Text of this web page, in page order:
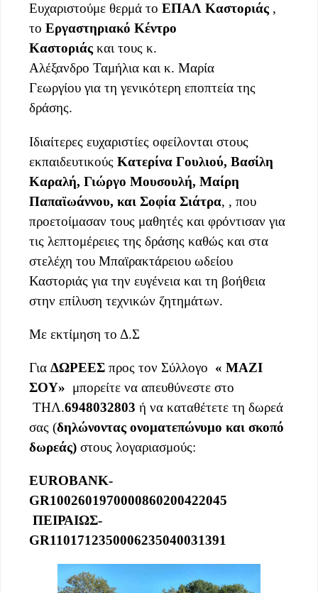
Ευχαριστούμε θερμά το ΕΠΑΛ Καστοριάς ,
το Εργαστηριακό Κέντρο
Καστοριάς και τους κ.
Αλέξανδρο Ταμήλια και κ. Μαρία
Γεωργίου για τη γενικότερη εποπτεία της
δράσης.
Ιδιαίτερες ευχαριστίες οφείλονται στους
εκπαιδευτικούς Κατερίνα Γουλιού, Βασίλη
Καραλή, Γιώργο Μουσουλή, Μαίρη
Παπαϊωάννου, και Σοφία Σιάτρα, , που
προετοίμασαν τους μαθητές και φρόντισαν για
τις λεπτομέρειες της δράσης καθώς και στα
στελέχη του Μπαϊρακτάρειου ωδείου
Καστοριάς για την ευγένεια και τη βοήθεια
στην επίλυση τεχνικών ζητημάτων.
Με εκτίμηση το Δ.Σ
Για ΔΩΡΕΕΣ προς τον Σύλλογο « ΜΑΖΙ
ΣΟΥ» μπορείτε να απευθύνεστε στο
ΤΗΛ.6948032803 ή να καταθέτετε τη δωρεά
σας (δηλώνοντας ονοματεπώνυμο και σκοπό
δωρεάς) στους λογαριασμούς:
EUROBANK-
GR1002601970000860200422045
ΠΕΙΡΑΙΩΣ-
GR1101712350006235040031391